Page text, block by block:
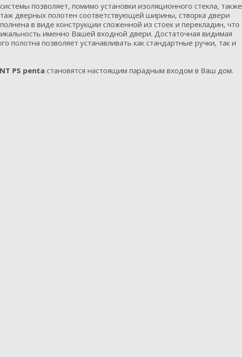
позволяет, помимо установки изоляционного стекла, также
дверных полотен соответствующей ширины, створка двери
в виде конструкции сложенной из стоек и перекладин, что
именно Вашей входной двери. Достаточная видимая
полотна позволяет устанавливать как стандартные ручки, так и
PS penta становятся настоящим парадным входом в Ваш дом.